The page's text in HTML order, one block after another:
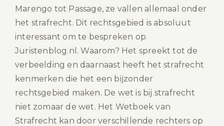
Marengo tot Passage, ze vallen allemaal onder
het strafrecht. Dit rechtsgebied is absoluut
interessant om te bespreken op
Juristenblog.nl. Waarom? Het spreekt tot de
verbeelding en daarnaast heeft het strafrecht
kenmerken die het een bijzonder
rechtsgebied maken. De wet is bij strafrecht
niet zomaar de wet. Het Wetboek van
Strafrecht kan door verschillende rechters op